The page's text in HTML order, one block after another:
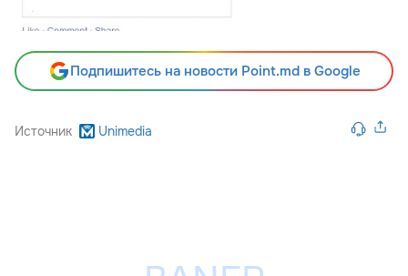
Подпишитесь на новости Point.md в Google
Источник Unimedia